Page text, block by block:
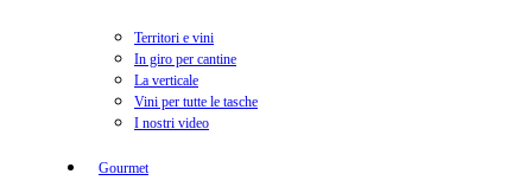
Territori e vini
In giro per cantine
La verticale
Vini per tutte le tasche
I nostri video
Gourmet